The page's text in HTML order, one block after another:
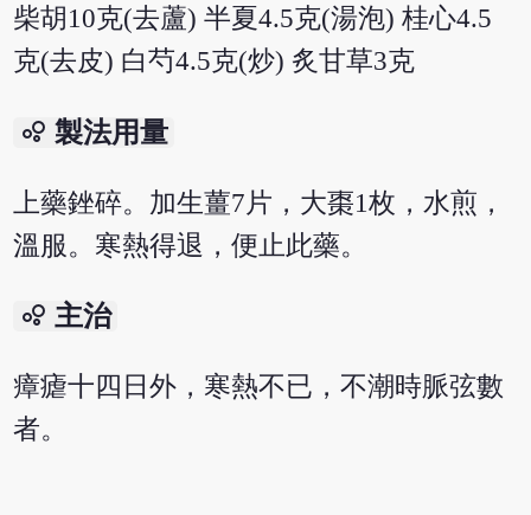
柴胡10克(去蘆) 半夏4.5克(湯泡) 桂心4.5
克(去皮) 白芍4.5克(炒) 炙甘草3克
bubble_chart 製法用量
上藥銼碎。加生薑7片，大棗1枚，水煎，
溫服。寒熱得退，便止此藥。
bubble_chart 主治
瘴瘧十四日外，寒熱不已，不潮時脈弦數
者。